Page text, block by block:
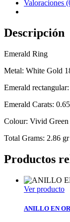
Valoraciones
Descripción
Emerald Ring
Metal: White Gold
Emerald
Emerald Carats:
Colour: Vivid Green
Total Grams: 2.86 gr
Productos
Ver producto
ANILLO EN